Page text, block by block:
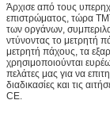
Άρχισε από τους
επιστρώματος, τώρα
των οργάνων,
ντύνοντας το μετρητή
μετρητή πάχους, τα
χρησιμοποιούνται
πελάτες μας για να
διαδικασίες και τις
CE.